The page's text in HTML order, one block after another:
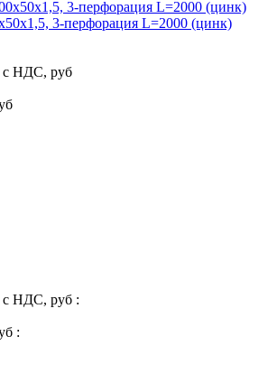
3-перфорация L=2000 (цинк)
с НДС, руб
с НДС, руб :
: